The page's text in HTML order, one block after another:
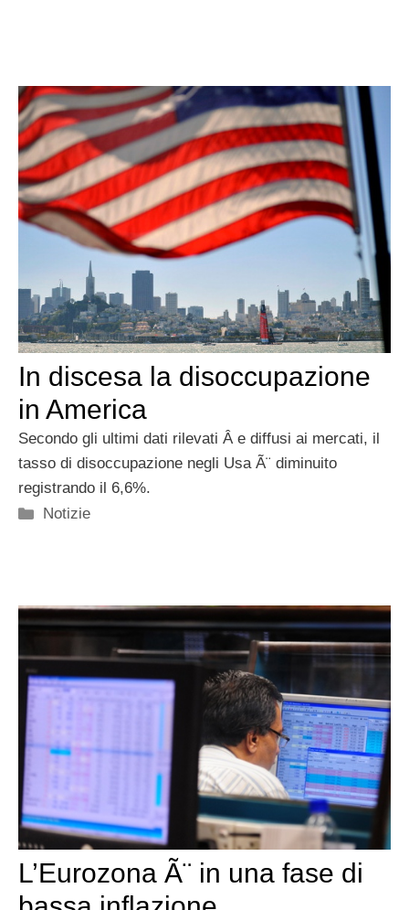
In discesa la disoccupazione
in America
Secondo gli ultimi dati rilevati Â e diffusi ai mercati, il
tasso di disoccupazione negli Usa Ã¨ diminuito
registrando il 6,6%.
Categorie
Notizie
L’Eurozona Ã¨ in una fase di